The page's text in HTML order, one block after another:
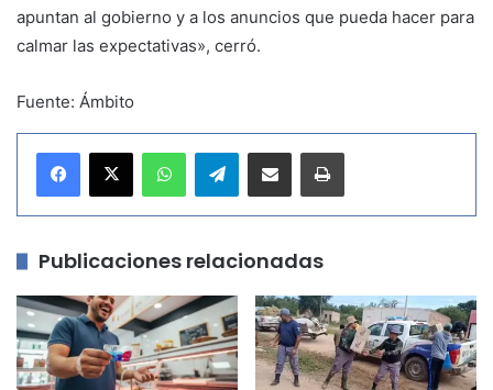
apuntan al gobierno y a los anuncios que pueda hacer para
calmar las expectativas», cerró.
Fuente: Ámbito
Telegram
Publicaciones relacionadas